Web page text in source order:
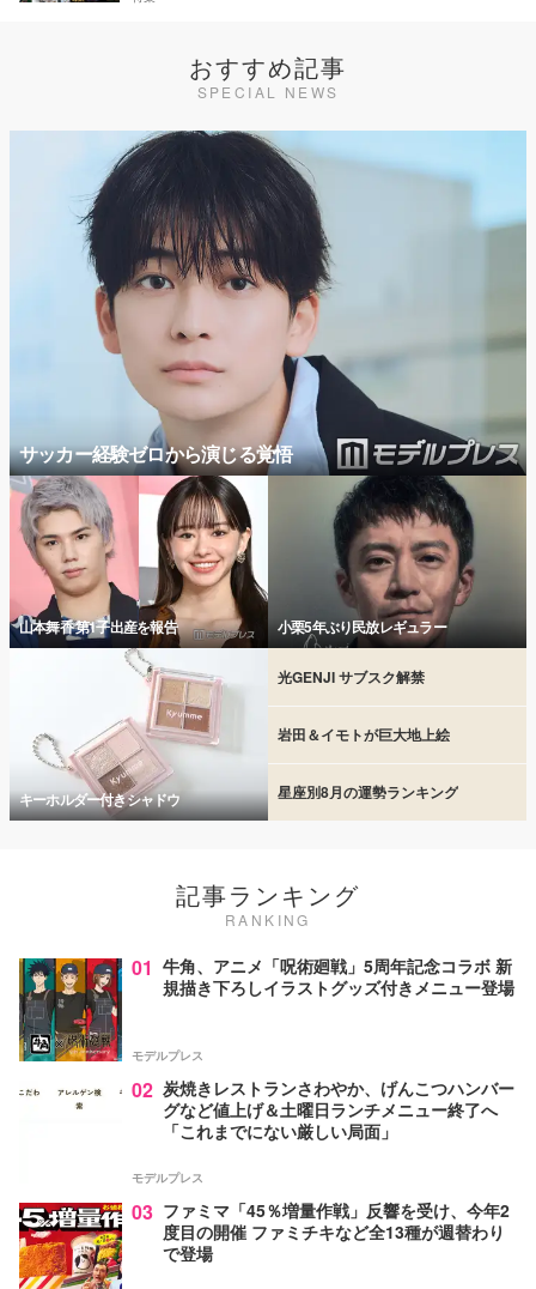
おすすめ記事
SPECIAL NEWS
サッカー経験ゼロから演じる覚悟
山本舞香 第1子出産を報告 小栗5年ぶり民放レギュラー
キーホルダー付きシャドウ
光GENJI サブスク解禁
岩田＆イモトが巨大地上絵
星座別8月の運勢ランキング
記事ランキング
RANKING
01 牛角、アニメ「呪術廻戦」5周年記念コラボ 新
規描き下ろしイラストグッズ付きメニュー登場
モデルプレス
02 炭焼きレストランさわやか、げんこつハンバー
グなど値上げ＆土曜日ランチメニュー終了へ
「これまでにない厳しい局面」
モデルプレス
03 ファミマ「45％増量作戦」反響を受け、今年2
度目の開催 ファミチキなど全13種が週替わり
で登場